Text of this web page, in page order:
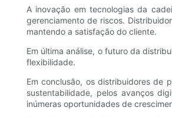
A inovação em tecnologias da
gerenciamento de riscos.
mantendo a satisfação do cliente.
Em última análise, o futuro da
flexibilidade.
Em conclusão, os distribuidores de
sustentabilidade, pelos avanços
inúmeras oportunidades de